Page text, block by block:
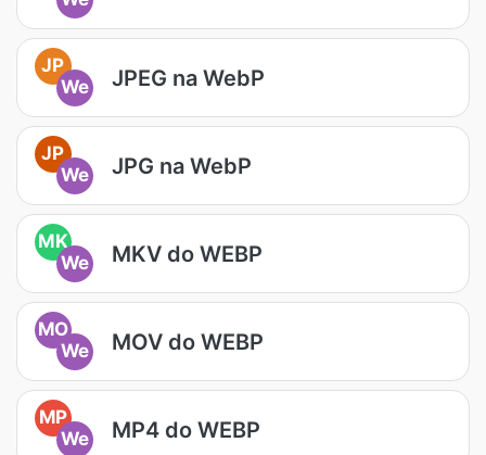
JP
We
JPEG na WebP
JP
We
JPG na WebP
MK
We
MKV do WEBP
MO
We
MOV do WEBP
MP
We
MP4 do WEBP